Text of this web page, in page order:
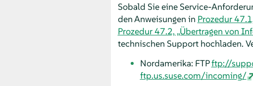
Sobald Sie eine Service-
den Anweisungen in Prozedur
Prozedur 47.2, „Übertragen von
technischen Support hochladen.
Nordamerika: FTPftp://
ftp.us.suse.com/incoming/